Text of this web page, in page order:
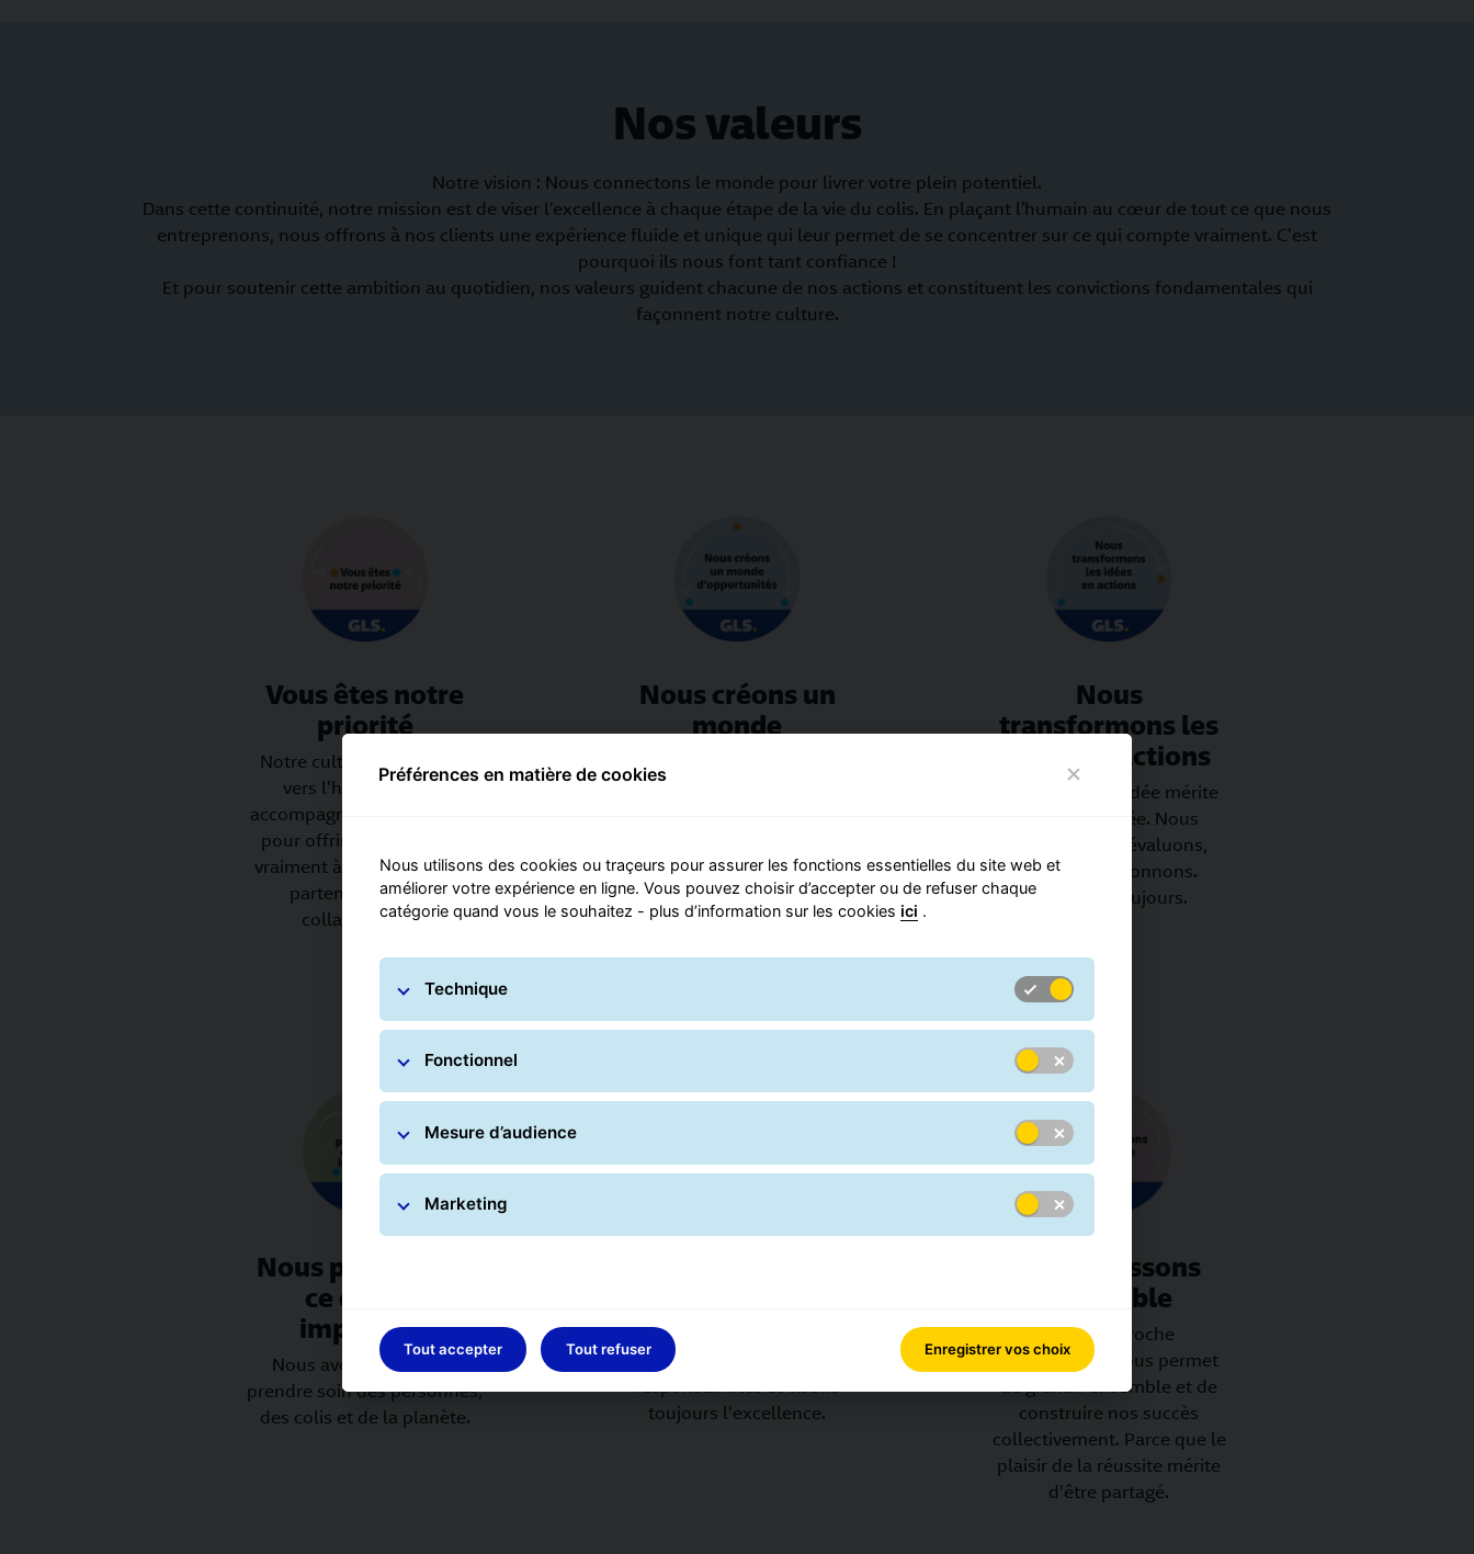
Nos valeurs
Notre vision : Nous connectons le monde pour livrer votre plein potentiel.
Dans cette continuité, notre mission est de viser l’excellence à chaque étape de la vie du colis. En plaçant l’humain au cœur de tout ce que nous
entreprenons, nous offrons à nos clients une expérience fluide et unique qui leur permet de se concentrer sur ce qui compte vraiment. C'est
pourquoi ils nous font tant confiance !
Et pour soutenir cette ambition au quotidien, nos valeurs guident chacune de nos actions et constituent les convictions fondamentales qui
façonnent notre culture.
Vous êtes notre
priorité
Notre culture est tournée
vers l'humain. Nous
accompagnons et innovons
pour offrir ce qui compte
vraiment à nos clients, nos
partenaires et nos
collaborateurs.
Nous créons un
monde
métiers. Esprit
entrepreneurial, curiosité et
optimisme caractérisent
Nous
transformons les
idées en actions
Chaque bonne idée mérite
d'être explorée. Nous
testons, nous évaluons,
nous perfectionnons.
Encore et toujours.
Nous préservons
ce qui est
important
Nous avons à cœur de
prendre soin des personnes,
des colis et de la planète.
Nous tenons nos
promesses, assumons nos
responsabilités et visons
toujours l'excellence.
Nous agissons
ensemble
Notre approche
collaborative nous permet
de grandir ensemble et de
construire nos succès
collectivement. Parce que le
plaisir de la réussite mérite
d'être partagé.
Préférences en matière de cookies
Nous utilisons des cookies ou traçeurs pour assurer les fonctions essentielles du site web et
améliorer votre expérience en ligne. Vous pouvez choisir d’accepter ou de refuser chaque
catégorie quand vous le souhaitez - plus d’information sur les cookies ici .
Technique
Fonctionnel
Mesure d’audience
Marketing
Tout accepter Tout refuser Enregistrer vos choix